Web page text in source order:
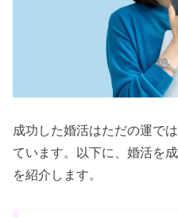
成功した婚活はただの運で
ています。以下に、婚活を
を紹介します。